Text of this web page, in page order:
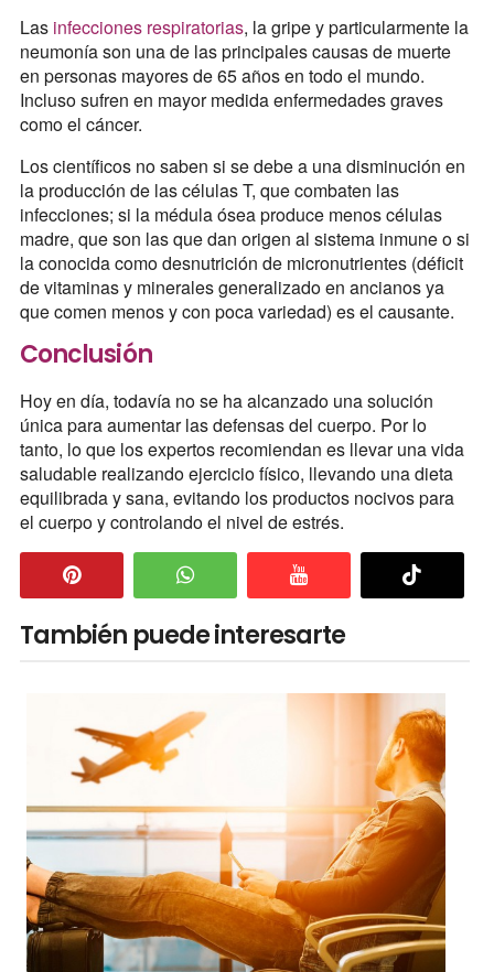
Las infecciones respiratorias, la gripe y particularmente la
neumonía son una de las principales causas de muerte
en personas mayores de 65 años en todo el mundo.
Incluso sufren en mayor medida enfermedades graves
como el cáncer.
Los científicos no saben si se debe a una disminución en
la producción de las células T, que combaten las
infecciones; si la médula ósea produce menos células
madre, que son las que dan origen al sistema inmune o si
la conocida como desnutrición de micronutrientes (déficit
de vitaminas y minerales generalizado en ancianos ya
que comen menos y con poca variedad) es el causante.
Conclusión
Hoy en día, todavía no se ha alcanzado una solución
única para aumentar las defensas del cuerpo. Por lo
tanto, lo que los expertos recomiendan es llevar una vida
saludable realizando ejercicio físico, llevando una dieta
equilibrada y sana, evitando los productos nocivos para
el cuerpo y controlando el nivel de estrés.
También puede interesarte